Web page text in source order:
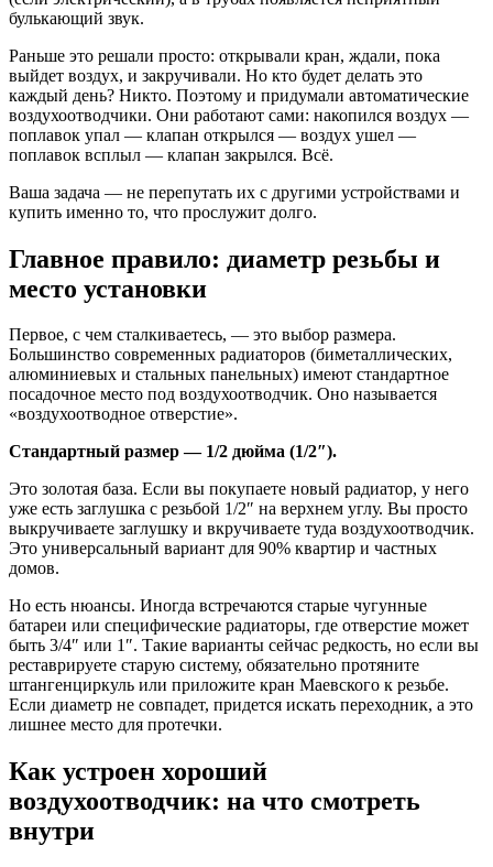
булькающий звук.
Раньше это решали просто: открывали кран, ждали, пока
выйдет воздух, и закручивали. Но кто будет делать это
каждый день? Никто. Поэтому и придумали автоматические
воздухоотводчики. Они работают сами: накопился воздух —
поплавок упал — клапан открылся — воздух ушел —
поплавок всплыл — клапан закрылся. Всё.
Ваша задача — не перепутать их с другими устройствами и
купить именно то, что прослужит долго.
Главное правило: диаметр резьбы и
место установки
Первое, с чем сталкиваетесь, — это выбор размера.
Большинство современных радиаторов (биметаллических,
алюминиевых и стальных панельных) имеют стандартное
посадочное место под воздухоотводчик. Оно называется
«воздухоотводное отверстие».
Стандартный размер — 1/2 дюйма (1/2″).
Это золотая база. Если вы покупаете новый радиатор, у него
уже есть заглушка с резьбой 1/2″ на верхнем углу. Вы просто
выкручиваете заглушку и вкручиваете туда воздухоотводчик.
Это универсальный вариант для 90% квартир и частных
домов.
Но есть нюансы. Иногда встречаются старые чугунные
батареи или специфические радиаторы, где отверстие может
быть 3/4″ или 1″. Такие варианты сейчас редкость, но если вы
реставрируете старую систему, обязательно протяните
штангенциркуль или приложите кран Маевского к резьбе.
Если диаметр не совпадет, придется искать переходник, а это
лишнее место для протечки.
Как устроен хороший
воздухоотводчик: на что смотреть
внутри